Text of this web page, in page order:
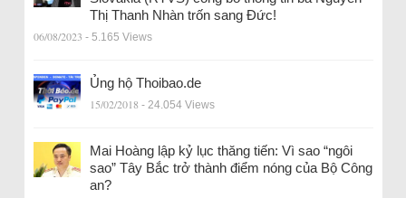
Thị Thanh Nhàn trốn sang Đức!
06/08/2023 - 5.165 Views
Ủng hộ Thoibao.de
15/02/2018 - 24.054 Views
Mai Hoàng lập kỷ lục thăng tiến: Vì sao “ngôi
sao” Tây Bắc trở thành điểm nóng của Bộ Công
an?